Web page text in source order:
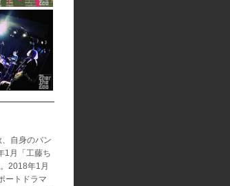
自身のバン
1月「工藤ち
2018年1月
ートドラマ